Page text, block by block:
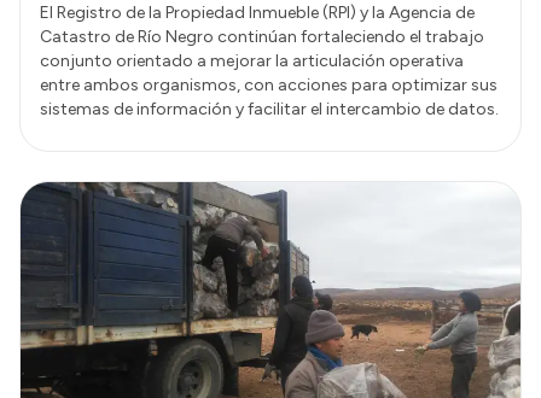
El Registro de la Propiedad Inmueble (RPI) y la Agencia de
Catastro de Río Negro continúan fortaleciendo el trabajo
conjunto orientado a mejorar la articulación operativa
entre ambos organismos, con acciones para optimizar sus
sistemas de información y facilitar el intercambio de datos.